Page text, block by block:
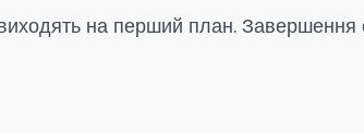
на перший план.